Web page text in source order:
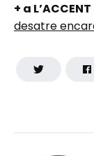
+ a L’ACCENT
desatre